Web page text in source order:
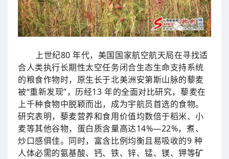
上世纪80 年代，美国国家航空航天局在寻找适
合人类执行长期性太空任务闭合生态生命支持系统
的粮食作物时，原生长于北美洲安第斯山脉的藜麦
被“重新发现”，历经13 年的全面对比研究，藜麦在
上千种食物中脱颖而出，成为宇航员首选的食物。
研究表明，藜麦营养和食用价值均数倍于稻米、小
麦等其他谷物，蛋白质含量高达14%—22%，煮、
炒口感俱佳。同时，富含比例均衡且易吸收的9 种
人体必需的氨基酸、钙、铁、锌、锰、镁、钾等矿